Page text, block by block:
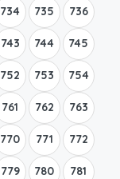
734 735 736
743 744 745
752 753 754
761 762 763
770 771 772
779 780 781